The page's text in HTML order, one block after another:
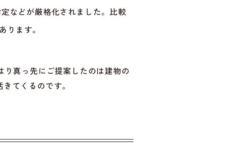
などが厳格化されました。比較
ます。
真っ先にご提案したのは建物の
てくるのです。